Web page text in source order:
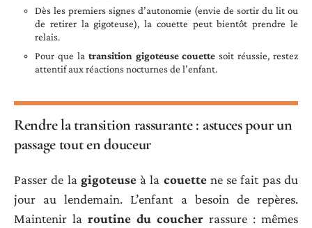
Dès les premiers signes d’autonomie (envie de sortir du lit ou
de retirer la gigoteuse), la couette peut bientôt prendre le
relais.
Pour que la transition gigoteuse couette soit réussie, restez
attentif aux réactions nocturnes de l’enfant.
Rendre la transition rassurante : astuces pour un
passage tout en douceur
Passer de la gigoteuseà la couettene se fait pas du
jour au lendemain. L’enfant a besoin de repères.
Maintenir la routine du coucher rassure : mêmes